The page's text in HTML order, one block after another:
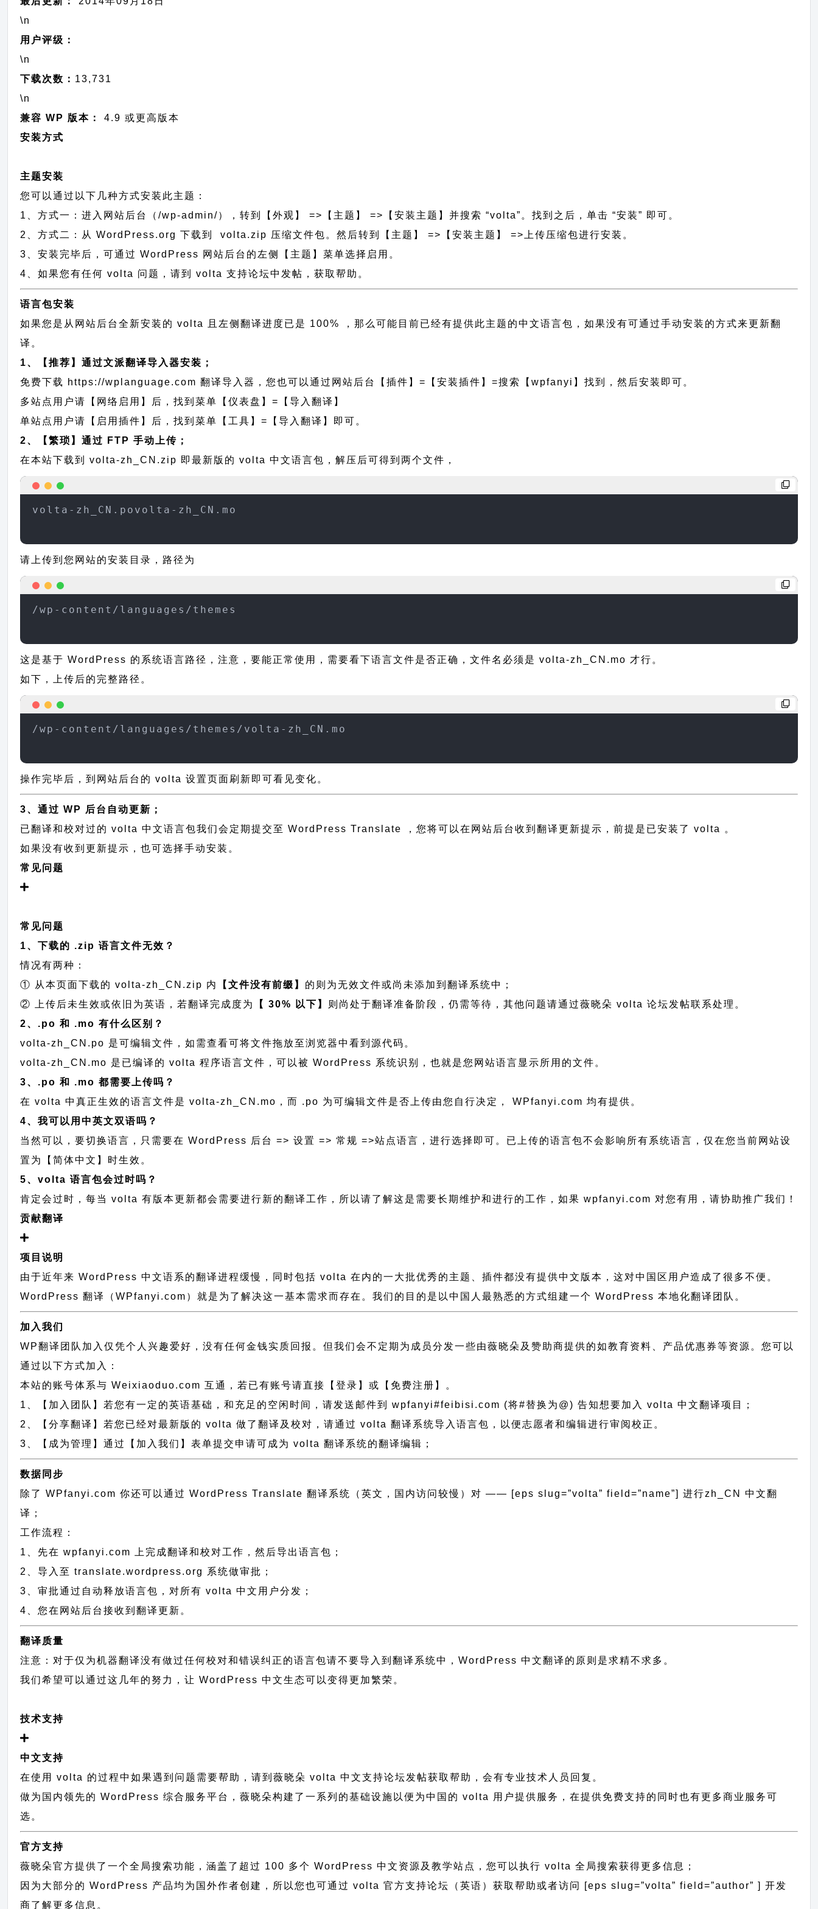
\n
用户评级：
\n
下载次数： 13,731
\n
兼容 WP 版本：
4.9 或更高版本
安装方式
主题安装
您可以通过以下几种方式安装此主题：
1、方式一：进入网站后台（/wp-admin/），转到【外观】 =>【主题】 =>【安装主题】并搜索 “volta”。找到之后，单击 “安装” 即可。
2、方式二：从 WordPress.org 下载到 volta.zip 压缩文件包。然后转到【主题】 =>【安装主题】 =>上传压缩包进行安装。
3、安装完毕后，可通过 WordPress 网站后台的左侧【主题】菜单选择启用。
4、如果您有任何 volta 问题，请到 volta 支持论坛中发帖，获取帮助。
语言包安装
如果您是从网站后台全新安装的 volta 且左侧翻译进度已是 100% ，那么可能目前已经有提供此主题的中文语言包，如果没有可通过手动安装的方式来更新翻
译。
1、【推荐】通过文派翻译导入器安装；
免费下载 https://wplanguage.com 翻译导入器，您也可以通过网站后台【插件】=【安装插件】=搜索【wpfanyi】找到，然后安装即可。
多站点用户请【网络启用】后，找到菜单【仪表盘】=【导入翻译】
单站点用户请【启用插件】后，找到菜单【工具】=【导入翻译】即可。
2、【繁琐】通过 FTP 手动上传；
在本站下载到volta-zh_CN.zip 即最新版的 volta 中文语言包，解压后可得到两个文件，
volta-zh_CN.povolta-zh_CN.mo
请上传到您网站的安装目录，路径为
/wp-content/languages/themes
这是基于 WordPress 的系统语言路径，注意，要能正常使用，需要看下语言文件是否正确，文件名必须是 volta-zh_CN.mo 才行。
如下，上传后的完整路径。
/wp-content/languages/themes/volta-zh_CN.mo
操作完毕后，到网站后台的 volta 设置页面刷新即可看见变化。
3、通过 WP 后台自动更新；
已翻译和校对过的 volta 中文语言包我们会定期提交至 WordPress Translate ，您将可以在网站后台收到翻译更新提示，前提是已安装了 volta 。
如果没有收到更新提示，也可选择手动安装。
常见问题
常见问题
1、下载的 .zip 语言文件无效？
情况有两种：
① 从本页面下载的 volta-zh_CN.zip 内
【文件没有前缀】 的则为无效文件或尚未添加到翻译系统中；
② 上传后未生效或依旧为英语，若翻译完成度为
【 30% 以下】 则尚处于翻译准备阶段，仍需等待，其他问题请通过薇晓朵 volta 论坛发帖联系处理。
2、.po 和 .mo 有什么区别？
volta-zh_CN.po 是可编辑文件，如需查看可将文件拖放至浏览器中看到源代码。
volta-zh_CN.mo 是已编译的 volta 程序语言文件，可以被 WordPress 系统识别，也就是您网站语言显示所用的文件。
3、.po 和 .mo 都需要上传吗？
在 volta 中真正生效的语言文件是 volta-zh_CN.mo，而 .po 为可编辑文件是否上传由您自行决定， WPfanyi.com 均有提供。
4、我可以用中英文双语吗？
当然可以，要切换语言，只需要在 WordPress 后台 => 设置 => 常规 =>站点语言，进行选择即可。已上传的语言包不会影响所有系统语言，仅在您当前网站设
置为【简体中文】时生效。
5、volta 语言包会过时吗？
肯定会过时，每当 volta 有版本更新都会需要进行新的翻译工作，所以请了解这是需要长期维护和进行的工作，如果 wpfanyi.com 对您有用，请协助推广我们！
贡献翻译
项目说明
由于近年来 WordPress 中文语系的翻译进程缓慢，同时包括 volta 在内的一大批优秀的主题、插件都没有提供中文版本，这对中国区用户造成了很多不便。
WordPress 翻译（WPfanyi.com） 就是为了解决这一基本需求而存在。我们的目的是以中国人最熟悉的方式组建一个 WordPress 本地化翻译团队。
加入我们
WP翻译团队加入仅凭个人兴趣爱好，没有任何金钱实质回报。但我们会不定期为成员分发一些由薇晓朵及赞助商提供的如教育资料、产品优惠券等资源。您可以
通过以下方式加入：
本站的账号体系与Weixiaoduo.com 互通，若已有账号请直接【登录】或【免费注册】。
1、【加入团队】若您有一定的英语基础，和充足的空闲时间，请发送邮件到 wpfanyi#feibisi.com (将#替换为@) 告知想要加入 volta 中文翻译项目；
2、【分享翻译】若您已经对最新版的 volta 做了翻译及校对，请通过 volta 翻译系统导入语言包，以便志愿者和编辑进行审阅校正。
3、【成为管理】通过【加入我们】表单提交申请可成为 volta 翻译系统的翻译编辑；
数据同步
除了 WPfanyi.com 你还可以通过WordPress Translate 翻译系统（英文，国内访问较慢）对 —— [eps slug=”volta” field=”name”]进行zh_CN
中文翻
译；
工作流程：
1、先在 wpfanyi.com 上完成翻译和校对工作，然后导出语言包；
2、导入至 translate.wordpress.org 系统做审批；
3、审批通过自动释放语言包，对所有 volta 中文用户分发；
4、您在网站后台接收到翻译更新。
翻译质量
注意：对于仅为机器翻译没有做过任何校对和错误纠正的语言包请不要导入到翻译系统中，WordPress 中文翻译的原则 是求精不求多。
我们希望可以通过这几年的努力，让 WordPress 中文生态可以变得更加繁荣。
技术支持
中文支持
在使用 volta 的过程中如果遇到问题需要帮助，请到薇晓朵 volta 中文支持论坛发帖获取帮助，会有专业技术人员回复。
做为国内领先的 WordPress 综合服务平台，薇晓朵构建了一系列的基础设施以便为中国的 volta 用户提供服务，在提供免费支持的同时也有更多商业服务可
选。
官方支持
薇晓朵官方提供了一个全局搜索功能，涵盖了超过 100 多个 WordPress 中文资源及教学站点，您可以执行 volta 全局搜索获得更多信息；
因为大部分的 WordPress 产品均为国外作者创建，所以您也可通过volta 官方支持论坛
（英语）获取帮助或者访问 [eps slug=”volta” field=”author” ] 开发
商了解更多信息。